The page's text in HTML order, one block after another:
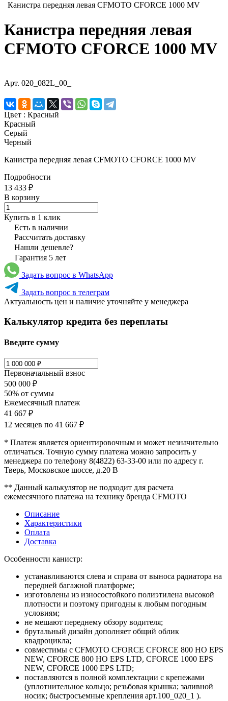
Канистра передняя левая CFMOTO CFORCE 1000 MV
Канистра передняя левая
CFMOTO CFORCE 1000 MV
Арт. 020_082L_00_
Цвет : Красный
Красный
Серый
Черный
Канистра передняя левая CFMOTO CFORCE 1000 MV
Подробности
13 433 ₽
В корзину
Купить в 1 клик
Есть в наличии
Рассчитать доставку
Нашли дешевле?
Гарантия 5 лет
Задать вопрос в WhatsApp
Задать вопрос в телеграм
Актуальность цен и наличие уточняйте у менеджера
Калькулятор кредита без переплаты
Введите сумму
Первоначальный взнос
500 000 ₽
50% от суммы
Ежемесячный платеж
41 667 ₽
12 месяцев по 41 667 ₽
* Платеж является ориентировочным и может незначительно
отличаться. Точную сумму платежа можно запросить у
менеджера по телефону 8(4822) 63-33-00 или по адресу г.
Тверь, Московское шоссе, д.20 В
** Данный калькулятор не подходит для расчета
ежемесячного платежа на технику бренда CFMOTO
Описание
Характеристики
Оплата
Доставка
Особенности канистр:
устанавливаются слева и справа от выноса радиатора на
передней багажной платформе;
изготовлены из износостойкого полиэтилена высокой
плотности и поэтому пригодны к любым погодным
условиям;
не мешают переднему обзору водителя;
брутальный дизайн дополняет общий облик
квадроцикла;
совместимы с CFMOTO CFORCE CFORCE 800 HO EPS
NEW, CFORCE 800 HO EPS LTD, CFORCE 1000 EPS
NEW, CFORCE 1000 EPS LTD;
поставляются в полной комплектации с крепежами
(уплотнительное кольцо; резьбовая крышка; заливной
носик; быстросъемные крепления арт.100_020_1 ).